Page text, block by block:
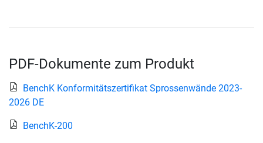
PDF-Dokumente zum Produkt
BenchK Konformitätszertifikat Sprossenwände 2023-
2026 DE
BenchK-200